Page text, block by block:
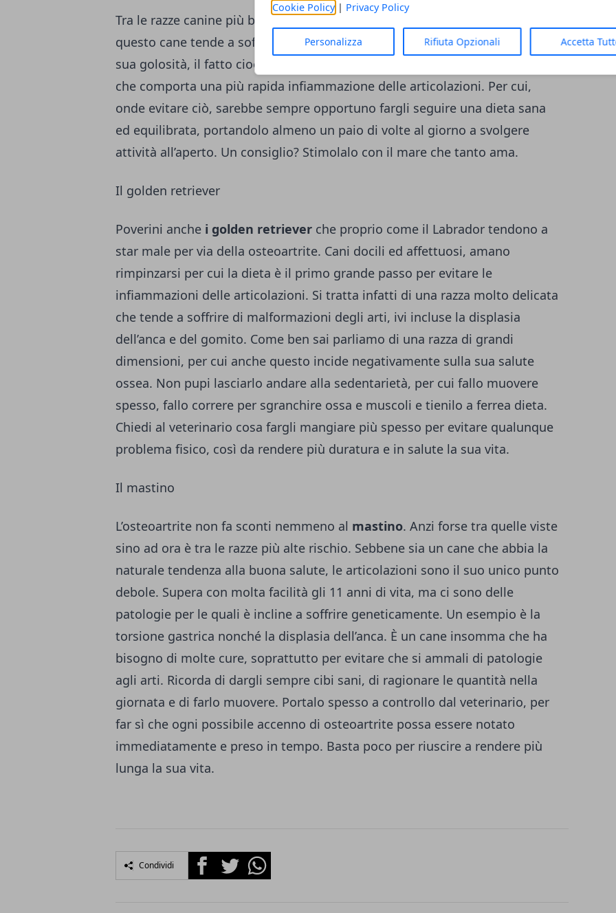
Cookie Policy| Privacy Policy
Personalizza Rifiuta Opzionali Accetta
Tra le razze canine più belle c’è sicuramente il Labrador, ma purtroppo anche
questo cane tende a soffrire di osteoartrite. Il problema delLabrador
sua golosità, il fatto cioè che tenda molto facilmente a metter su peso: il
che comporta una più rapida infiammazione delle articolazioni. Per cui,
onde evitare ciò, sarebbe sempre opportuno fargli seguire una dieta sana
ed equilibrata, portandolo almeno un paio di volte al giorno a svolgere
attività all’aperto. Un consiglio? Stimolalo con il mare che tanto ama.
Il golden retriever
Poverini anche i golden retriever che proprio come il Labrador tendono a
star male per via della osteoartrite. Cani docili ed affettuosi, amano
rimpinzarsi per cui la dieta è il primo grande passo per evitare le
infiammazioni delle articolazioni. Si tratta infatti di una razza molto delicata
che tende a soffrire di malformazioni degli arti, ivi incluse la displasia
dell’anca e del gomito. Come ben sai parliamo di una razza di grandi
dimensioni, per cui anche questo incide negativamente sulla sua salute
ossea. Non pupi lasciarlo andare alla sedentarietà, per cui fallo muovere
spesso, fallo correre per sgranchire ossa e muscoli e tienilo a ferrea dieta.
Chiedi al veterinario cosa fargli mangiare più spesso per evitare qualunque
problema fisico, così da rendere più duratura e in salute la sua vita.
Il mastino
L’osteoartrite non fa sconti nemmeno al mastino. Anzi forse tra quelle viste
sino ad ora è tra le razze più alte rischio. Sebbene sia un cane che abbia la
naturale tendenza alla buona salute, le articolazioni sono il suo unico punto
debole. Supera con molta facilità gli 11 anni di vita, ma ci sono delle
patologie per le quali è incline a soffrire geneticamente. Un esempio è la
torsione gastrica nonché la displasia dell’anca. È un cane insomma che ha
bisogno di molte cure, soprattutto per evitare che si ammali di patologie
agli arti. Ricorda di dargli sempre cibi sani, di ragionare le quantità nella
giornata e di farlo muovere. Portalo spesso a controllo dal veterinario, per
far sì che ogni possibile accenno di osteoartrite possa essere notato
immediatamente e preso in tempo. Basta poco per riuscire a rendere più
lunga la sua vita.
Condividi FacebookTwitterWhatsapp